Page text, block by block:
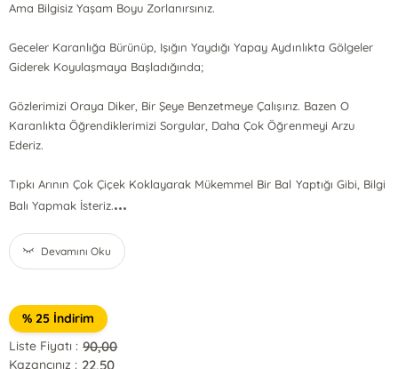
Ama Bilgisiz Yaşam Boyu Zorlanırsınız.
Geceler Karanlığa Bürünüp, Işığın Yaydığı Yapay Aydınlıkta Gölgeler
Giderek Koyulaşmaya Başladığında;
Gözlerimizi Oraya Diker, Bir Şeye Benzetmeye Çalışırız. Bazen O
Karanlıkta Öğrendiklerimizi Sorgular, Daha Çok Öğrenmeyi Arzu
Ederiz.
Tıpkı Arının Çok Çiçek Koklayarak Mükemmel Bir Bal Yaptığı Gibi, Bilgi
Balı Yapmak İsteriz....
Devamını Oku
% 25 İndirim
Liste Fiyatı : 90,00
Kazancınız : 22,50